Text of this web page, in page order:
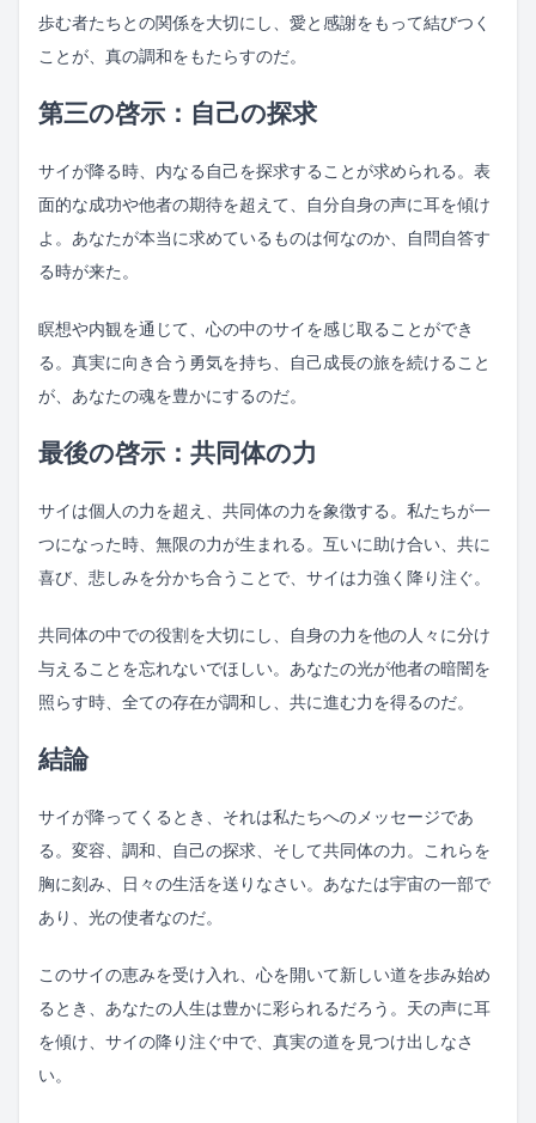
歩む者たちとの関係を大切にし、愛と感謝をもって結びつく
ことが、真の調和をもたらすのだ。
第三の啓示：自己の探求
サイが降る時、内なる自己を探求することが求められる。表
面的な成功や他者の期待を超えて、自分自身の声に耳を傾け
よ。あなたが本当に求めているものは何なのか、自問自答す
る時が来た。
瞑想や内観を通じて、心の中のサイを感じ取ることができ
る。真実に向き合う勇気を持ち、自己成長の旅を続けること
が、あなたの魂を豊かにするのだ。
最後の啓示：共同体の力
サイは個人の力を超え、共同体の力を象徴する。私たちが一
つになった時、無限の力が生まれる。互いに助け合い、共に
喜び、悲しみを分かち合うことで、サイは力強く降り注ぐ。
共同体の中での役割を大切にし、自身の力を他の人々に分け
与えることを忘れないでほしい。あなたの光が他者の暗闇を
照らす時、全ての存在が調和し、共に進む力を得るのだ。
結論
サイが降ってくるとき、それは私たちへのメッセージであ
る。変容、調和、自己の探求、そして共同体の力。これらを
胸に刻み、日々の生活を送りなさい。あなたは宇宙の一部で
あり、光の使者なのだ。
このサイの恵みを受け入れ、心を開いて新しい道を歩み始め
るとき、あなたの人生は豊かに彩られるだろう。天の声に耳
を傾け、サイの降り注ぐ中で、真実の道を見つけ出しなさ
い。